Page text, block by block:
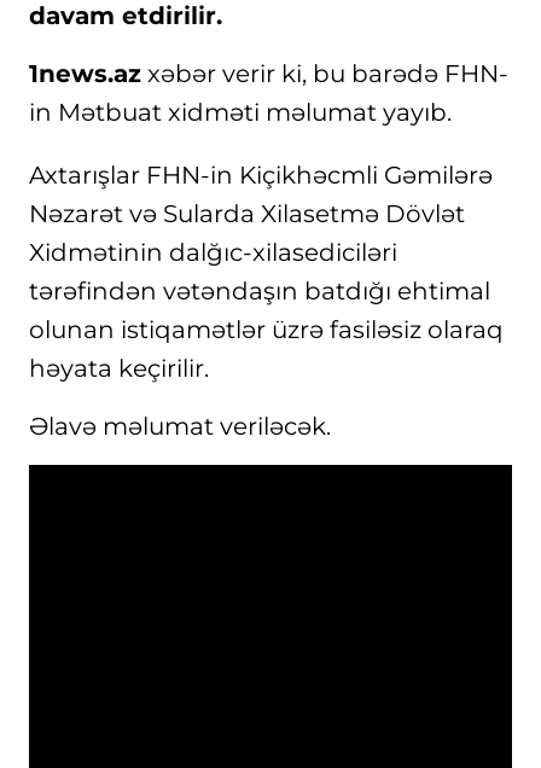
davam etdirilir.
1news.az xəbər verir ki, bu barədə FHN-
in Mətbuat xidməti məlumat yayıb.
Axtarışlar FHN-in Kiçikhəcmli Gəmilərə
Nəzarət və Sularda Xilasetmə Dövlət
Xidmətinin dalğıc-xilasediciləri
tərəfindən vətəndaşın batdığı ehtimal
olunan istiqamətlər üzrə fasiləsiz olaraq
həyata keçirilir.
Əlavə məlumat veriləcək.